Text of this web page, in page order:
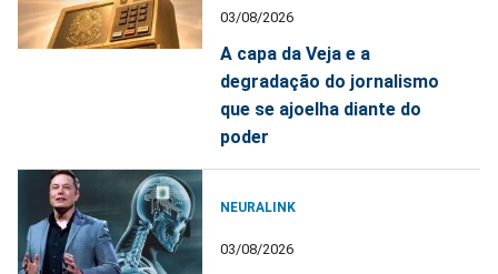
03/08/2026
A capa da Veja e a
degradação do jornalismo
que se ajoelha diante do
poder
NEURALINK
03/08/2026